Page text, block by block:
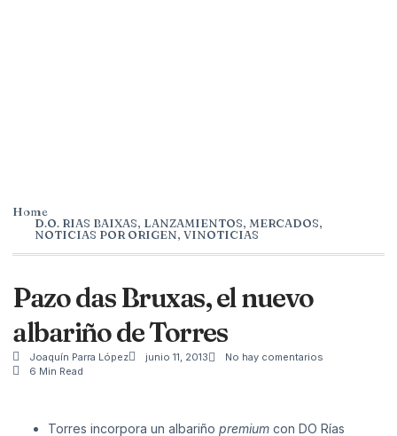
Home
D.O. RIAS BAIXAS, LANZAMIENTOS, MERCADOS,
NOTICIAS POR ORIGEN, VINOTICIAS
Pazo das Bruxas, el nuevo
albariño de Torres
Joaquín Parra López junio 11, 2013
No hay comentarios
6 Min Read
Torres incorpora un albariño premium con DO Rías